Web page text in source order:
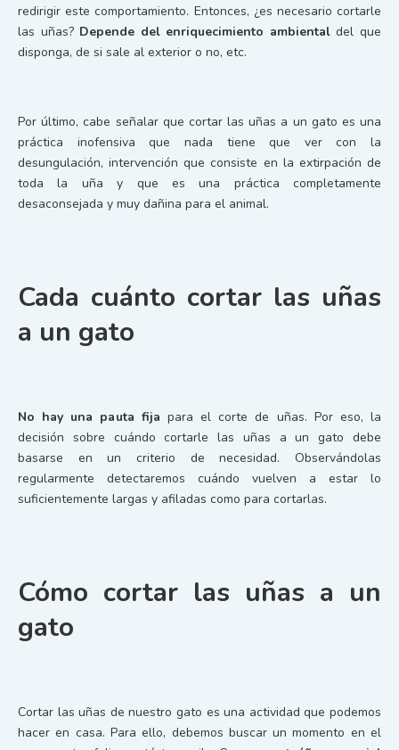
redirigir este comportamiento. Entonces, ¿es necesario cortarle
las uñas? Depende del enriquecimiento ambientaldel que
disponga, de si sale al exterior o no, etc.
Por último, cabe señalar que cortar las uñas a un gato es una
práctica inofensiva que nada tiene que ver con la
desungulación, intervención que consiste en la extirpación de
toda la uña y que es una práctica completamente
desaconsejada y muy dañina para el animal.
Cada cuánto cortar las uñas
a un gato
No hay una pauta fija para el corte de uñas. Por eso, la
decisión sobre cuándo cortarle las uñas a un gato debe
basarse en un criterio de necesidad. Observándolas
regularmente detectaremos cuándo vuelven a estar lo
suficientemente largas y afiladas como para cortarlas.
Cómo cortar las uñas a un
gato
Cortar las uñas de nuestro gato es una actividad que podemos
hacer en casa. Para ello, debemos buscar un momento en el